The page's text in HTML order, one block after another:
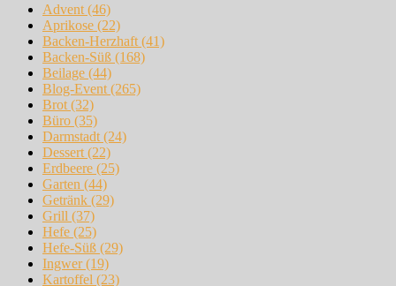
Advent (46)
Aprikose (22)
Backen-Herzhaft (41)
Backen-Süß (168)
Beilage (44)
Blog-Event (265)
Brot (32)
Büro (35)
Darmstadt (24)
Dessert (22)
Erdbeere (25)
Garten (44)
Getränk (29)
Grill (37)
Hefe (25)
Hefe-Süß (29)
Ingwer(19)
Kartoffel (23)